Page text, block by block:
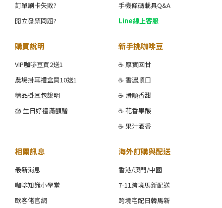
訂單刷卡失敗?
開立發票問題?
手機條碼載具Q&A
Line線上客服
購買說明
VIP咖啡豆買2送1
農場掛耳禮盒買10送1
精品掛耳包說明
🎂 生日好禮滿額贈
新手挑咖啡豆
☕ 厚實回甘
☕ 香濃順口
☕ 滑順香甜
☕ 花香果酸
☕ 果汁酒香
相關訊息
最新消息
咖啡知識小學堂
歐客佬官網
海外訂購與配送
香港/澳門/中國
7-11跨境馬新配送
跨境宅配日韓馬新